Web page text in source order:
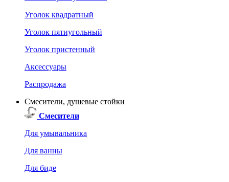
Уголок квадратный
Уголок пятиугольный
Уголок пристенный
Аксессуары
Распродажа
Смесители, душевые стойки
Смесители
Для умывальника
Для ванны
Для биде